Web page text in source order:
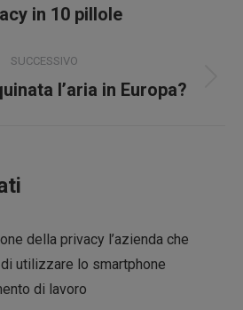
Post
in 10 pillole
SUCCESSIVO
Prossimo
l’aria in Europa?
della privacy l’azienda che
utilizzare lo smartphone
di lavoro